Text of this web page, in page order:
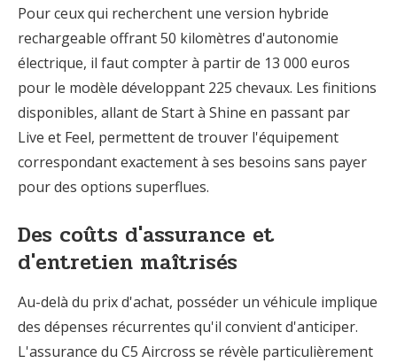
Pour ceux qui recherchent une version hybride
rechargeable offrant 50 kilomètres d'autonomie
électrique, il faut compter à partir de 13 000 euros
pour le modèle développant 225 chevaux. Les finitions
disponibles, allant de Start à Shine en passant par
Live et Feel, permettent de trouver l'équipement
correspondant exactement à ses besoins sans payer
pour des options superflues.
Des coûts d'assurance et
d'entretien maîtrisés
Au-delà du prix d'achat, posséder un véhicule implique
des dépenses récurrentes qu'il convient d'anticiper.
L'assurance du C5 Aircross se révèle particulièrement